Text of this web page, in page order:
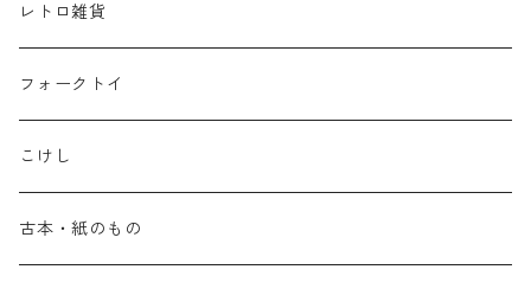
レトロ雑貨
フォークトイ
こけし
古本・紙のもの